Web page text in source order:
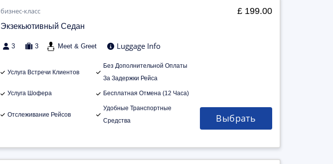
бизнес-класс
Экзекьютивный Седан
3 3 Meet & Greet Luggage Info
Услуга Встречи Клиентов
Без Дополнительной Оплаты
За Задержки Рейса
Услуга Шофера Бесплатная Отмена (12 Часа)
Отслеживание Рейсов
Удобные Транспортные
Средства
£ 199.00
Выбрать